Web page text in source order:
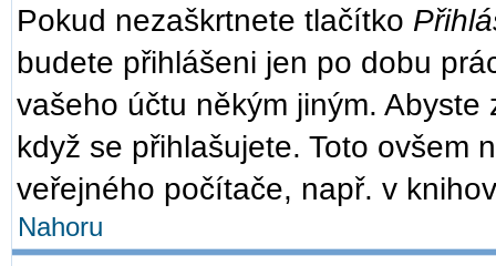
Pokud nezaškrtnete tlačítko
budete přihlášeni jen po dobu
vašeho účtu někým jiným.
když se přihlašujete. Toto ovšem
veřejného počítače, např. v
Nahoru